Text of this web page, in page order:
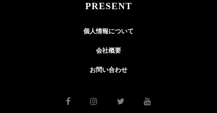
PRESENT
個人情報について
会社概要
お問い合わせ